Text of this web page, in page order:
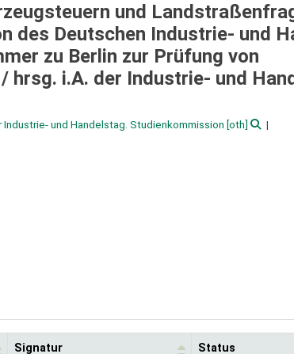
und
des Deutschen Industrie- und
zu Berlin zur Prüfung von
hrsg. i.A. der Industrie- und
Industrie- und Handelstag. Studienkommission [oth]
Signatur Status